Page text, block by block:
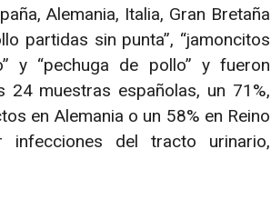
Alemania, Italia, Gran Bretaña
partidas sin punta”, “jamoncitos
y “pechuga de pollo” y fueron
24 muestras españolas, un 71%,
en Alemania o un 58% en Reino
infecciones del tracto urinario,